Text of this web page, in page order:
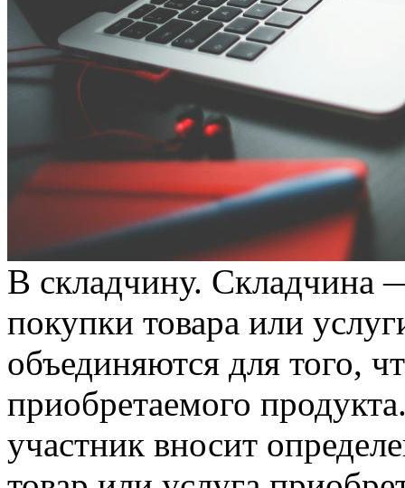
В склaдчину. Склaдчинa
покупки товара или
объединяются для того,
приобретаемого
участник вносит